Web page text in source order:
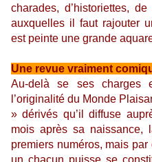
charades, d’historiettes,
auxquelles il faut rajouter
est peinte une grande
Une revue vraiment
Au-delà se ses charges
l’originalité du Monde
» dérivés qu’il diffuse
mois après sa naissance,
premiers numéros, mais